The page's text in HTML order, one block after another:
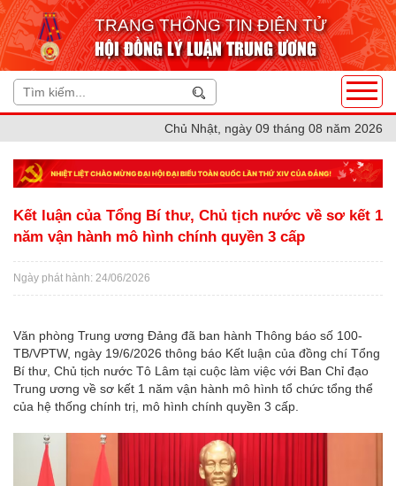
TRANG THÔNG TIN ĐIỆN TỬ
HỘI ĐỒNG LÝ LUẬN TRUNG ƯƠNG
Chủ Nhật, ngày 09 tháng 08 năm 2026
Kết luận của Tổng Bí thư, Chủ tịch nước về sơ kết 1
năm vận hành mô hình chính quyền 3 cấp
Ngày phát hành: 24/06/2026
Văn phòng Trung ương Đảng đã ban hành Thông báo số 100-
TB/VPTW, ngày 19/6/2026 thông báo Kết luận của đồng chí Tổng
Bí thư, Chủ tịch nước Tô Lâm tại cuộc làm việc với Ban Chỉ đạo
Trung ương về sơ kết 1 năm vận hành mô hình tổ chức tổng thể
của hệ thống chính trị, mô hình chính quyền 3 cấp.